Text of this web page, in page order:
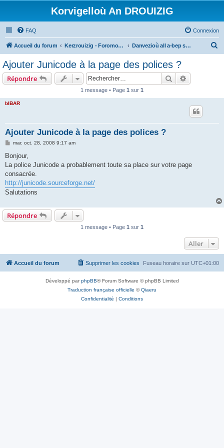
Korvigelloù An DROUIZIG
FAQ Connexion
Accueil du forum Kerzrouizig - Foromoù An Drouizig Danvezioù all a-bep seurt
Ajouter Junicode à la page des polices ?
Répondre Rechercher
1 message • Page 1 sur 1
bIBAR
Ajouter Junicode à la page des polices ?
M
s
a
g
mar. oct. 28, 2008 9:17 am
Bonjour,
La police Junicode a probablement toute sa place sur votre page
consacrée.
http://junicode.sourceforge.net/
Salutations
Répondre
1 message • Page 1 sur 1
Aller
Accueil du forum Fuseau horaire sur UTC+01:00
Supprimer les cookies
Développé parphpBB® Forum Software © phpBB Limited
Traduction française officielle ©Qiaeru
Confidentialité | Conditions